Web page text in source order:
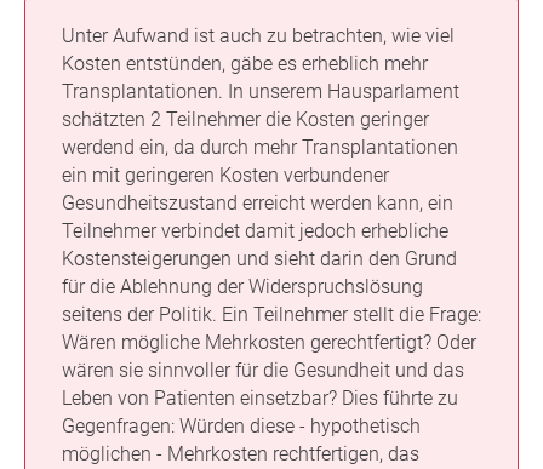
Unter Aufwand ist auch zu betrachten, wie viel
Kosten entstünden, gäbe es erheblich mehr
Transplantationen. In unserem Hausparlament
schätzten 2 Teilnehmer die Kosten geringer
werdend ein, da durch mehr Transplantationen
ein mit geringeren Kosten verbundener
Gesundheitszustand erreicht werden kann, ein
Teilnehmer verbindet damit jedoch erhebliche
Kostensteigerungen und sieht darin den Grund
für die Ablehnung der Widerspruchslösung
seitens der Politik. Ein Teilnehmer stellt die Frage:
Wären mögliche Mehrkosten gerechtfertigt? Oder
wären sie sinnvoller für die Gesundheit und das
Leben von Patienten einsetzbar? Dies führte zu
Gegenfragen: Würden diese - hypothetisch
möglichen - Mehrkosten rechtfertigen, das